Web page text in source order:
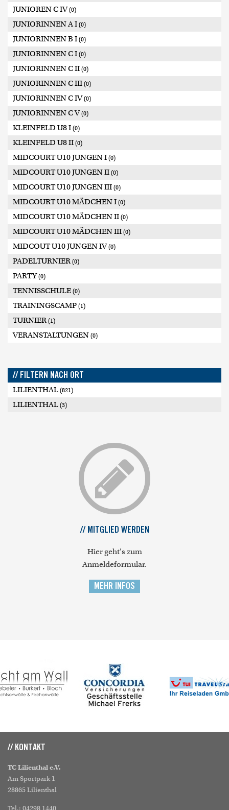
JUNIOREN C IV(0)
JUNIORINNEN A I (0)
JUNIORINNEN B I (0)
JUNIORINNEN C I (0)
JUNIORINNEN C II (0)
JUNIORINNEN C III (0)
JUNIORINNEN C IV(0)
JUNIORINNEN C V(0)
KLEINFELD U8 I (0)
KLEINFELD U8 II (0)
MIDCOURT U10 JUNGEN I (0)
MIDCOURT U10 JUNGEN II (0)
MIDCOURT U10 JUNGEN III (0)
MIDCOURT U10 MÄDCHEN I (0)
MIDCOURT U10 MÄDCHEN II (0)
MIDCOURT U10 MÄDCHEN III (0)
MIDCOUT U10 JUNGEN IV(0)
PADELTURNIER (0)
PARTY(0)
TENNISSCHULE (0)
TRAININGSCAMP (1)
TURNIER (1)
VERANSTALTUNGEN (0)
// FILTERN NACH ORT
LILIENTHAL (821)
LILIENTHAL (3)
// MITGLIED WERDEN
Hier geht's zum
Anmeldeformular.
MEHR INFOS
// KONTAKT
TC Lilienthal e.V.
Am Sportpark 1
28865 Lilienthal